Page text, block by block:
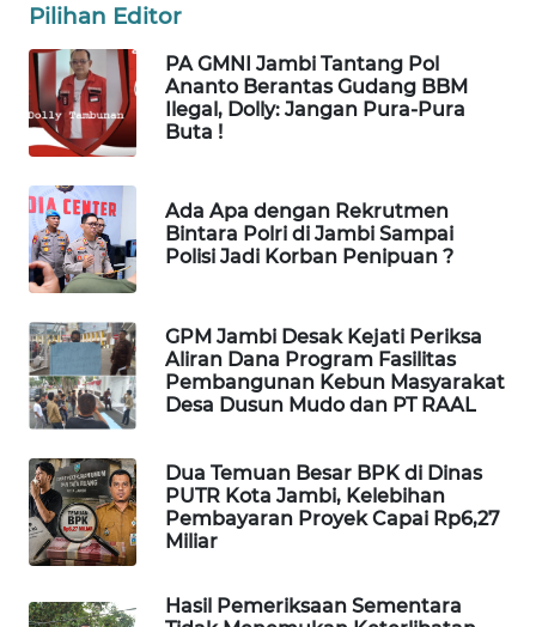
Pilihan Editor
PA GMNI Jambi Tantang Pol
Ananto Berantas Gudang BBM
Ilegal, Dolly: Jangan Pura-Pura
Buta !
Ada Apa dengan Rekrutmen
Bintara Polri di Jambi Sampai
Polisi Jadi Korban Penipuan ?
GPM Jambi Desak Kejati Periksa
Aliran Dana Program Fasilitas
Pembangunan Kebun Masyarakat
Desa Dusun Mudo dan PT RAAL
Dua Temuan Besar BPK di Dinas
PUTR Kota Jambi, Kelebihan
Pembayaran Proyek Capai Rp6,27
Miliar
Hasil Pemeriksaan Sementara
KONSUMEN
LISTRIK
MASYARAKAT
KELISTRIKAN
WALINKI
ID
MAWAKA
MARTABAT
NET
PLN
WATCH
MKLI
LPKKI